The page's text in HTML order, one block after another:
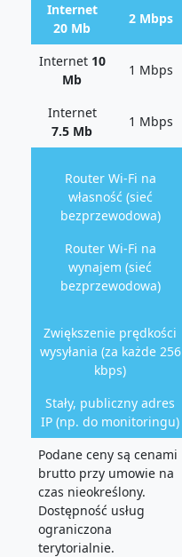
Internet
20 Mb
2 Mbps
Internet 10
Mb
1 Mbps
Internet
7.5 Mb
1 Mbps
Router Wi-Fi na
własność (sieć
bezprzewodowa)
Router Wi-Fi na
wynajem (sieć
bezprzewodowa)
Zwiększenie prędkości
wysyłania (za każde 256
kbps)
Stały, publiczny adres
IP (np. do monitoringu)
Podane ceny są cenami
brutto przy umowie na
czas nieokreślony.
Dostępność usług
ograniczona
terytorialnie.